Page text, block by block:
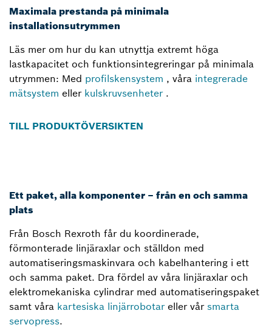
Maximala prestanda på minimala
installationsutrymmen
Läs mer om hur du kan utnyttja extremt höga
lastkapacitet och funktionsintegreringar på minimala
utrymmen: Med profilskensystem , våra integrerade
mätsystem eller kulskruvsenheter.
TILL PRODUKTÖVERSIKTEN
Ett paket, alla komponenter – från en och samma
plats
Från Bosch Rexroth får du koordinerade,
förmonterade linjäraxlar och ställdon med
automatiseringsmaskinvara och kabelhantering i ett
och samma paket. Dra fördel av våra linjäraxlar och
elektromekaniska cylindrar med automatiseringspaket
samt våra kartesiska linjärrobotareller vår smarta
servopress.